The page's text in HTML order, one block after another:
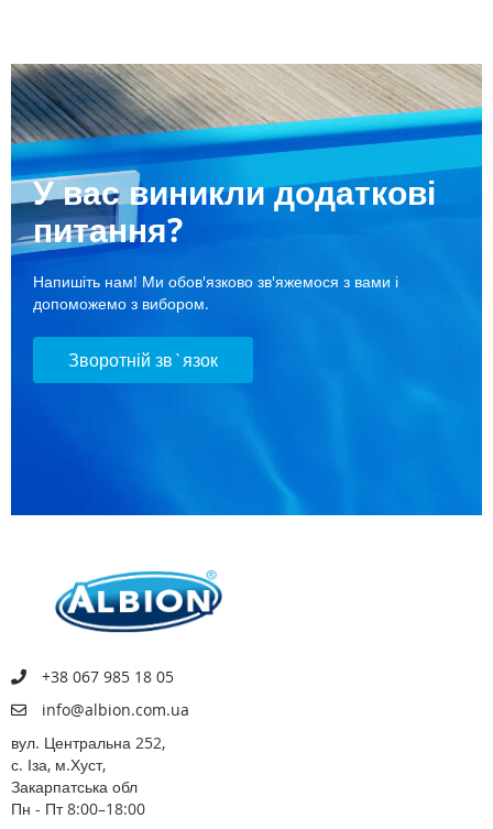
У вас виникли додаткові
питання?
Напишіть нам! Ми обов'язково зв'яжемося з вами і
допоможемо з вибором.
Зворотній зв`язок
+38 067 985 18 05
info@albion.com.ua
вул. Центральна 252,
с. Іза, м.Хуст,
Закарпатська обл
Пн - Пт 8:00–18:00